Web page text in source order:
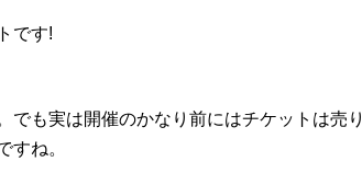
です!
でも実は開催のかなり前にはチケットは売り
すね。